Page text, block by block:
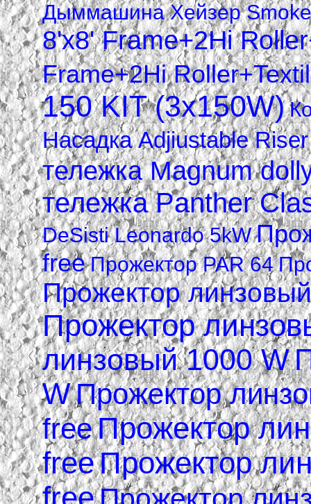
Дыммашина Xейзер
8'x8' Frame+2Hi
Frame+2Hi
150 KIT (3х150W)
Насадка Adjiustable Riser
тележка Magnum
тележка Panther
DeSisti Leonardo 5kW
free Прожектор PAR 64
Прожектор
Прожектор
линзовый 1000 W
WПрожектор
freeПрожектор
freeПрожектор